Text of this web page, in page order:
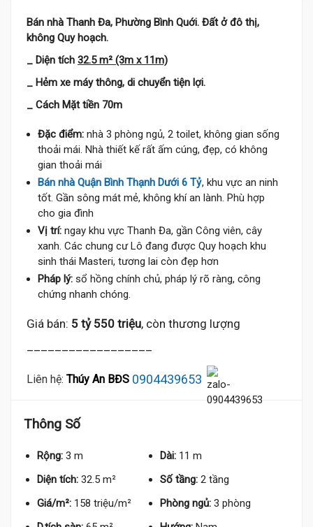
Bán nhà Thanh Đa, Phường Bình Quới. Đất ở đô thị,
không Quy hoạch.
_ Diện tích 32.5 m² (3m x 11m)
_ Hẻm xe máy thông, di chuyển tiện lợi.
_ Cách Mặt tiền 70m
Đặc điểm: nhà 3 phòng ngủ, 2 toilet, không gian sống
thoải mái. Nhà thiết kế rất ấm cúng, đẹp, có không
gian thoải mái
Bán nhà Quận Bình Thạnh Dưới 6 Tỷ, khu vực an ninh
tốt. Gần sông mát mẻ, không khí an lành. Phù hợp
cho gia đình
Vị trí: ngay khu vực Thanh Đa, gần Công viên, cây
xanh. Các chung cư Lô đang được Quy hoạch khu
sinh thái Masteri, tương lai còn đẹp hơn
Pháp lý: sổ hồng chính chủ, pháp lý rõ ràng, công
chứng nhanh chóng.
Giá bán: 5 tỷ 550 triệu, còn thương lượng
Liên hệ: Thúy An BĐS 0904439653
Thông Số
Rộng: 3 m Dài: 11 m
Diện tích: 32.5 m² Số tầng: 2 tầng
Giá/m²: 158 triệu/m² Phòng ngủ: 3 phòng